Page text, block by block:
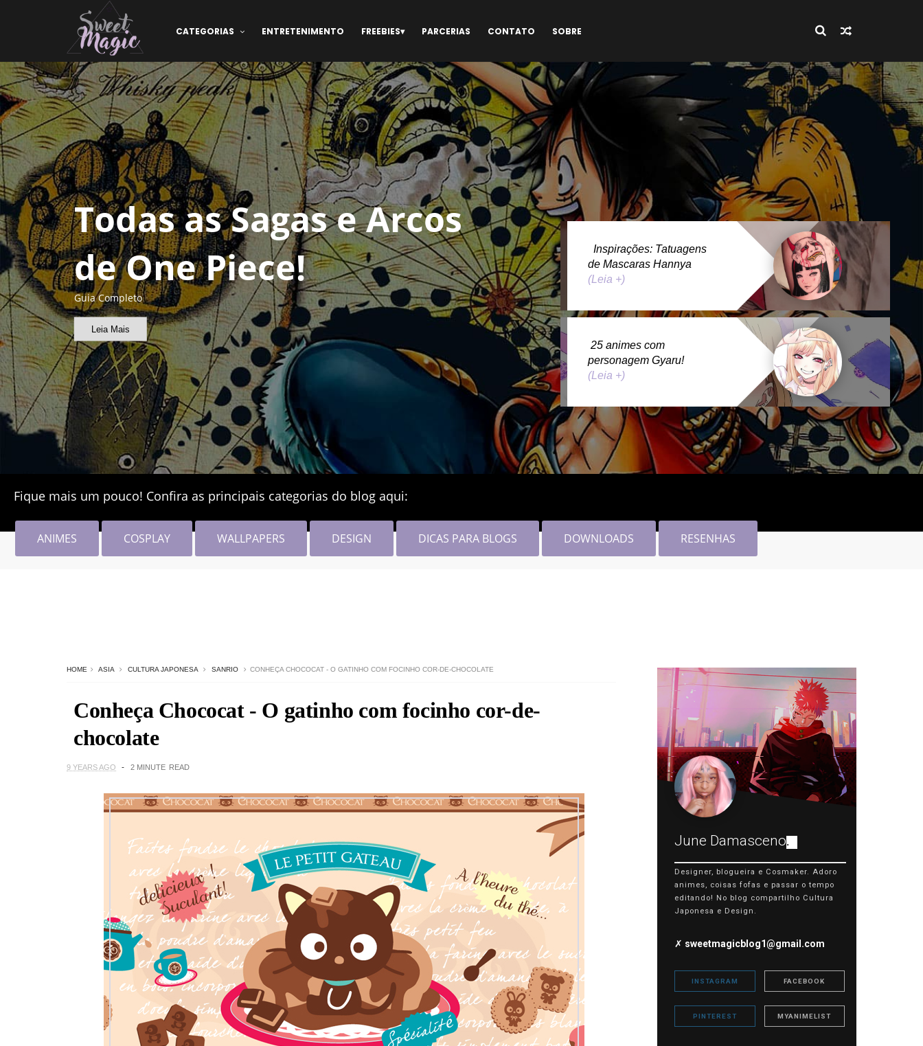
CATEGORIAS ENTRETENIMENTO FREEBIES PARCERIAS CONTATO SOBRE
Todas as Sagas e Arcos
de One Piece!
Guia Completo
Leia Mais
Inspirações: Tatuagens
de Mascaras Hannya
(Leia +)
25 animes com
personagem Gyaru!
(Leia +)
Fique mais um pouco! Confira as principais categorias do blog aqui:
ANIMES COSPLAY WALLPAPERS DESIGN DICAS PARA BLOGS DOWNLOADS RESENHAS
HOME ASIA CULTURA JAPONESA SANRIO CONHEÇA CHOCOCAT - O GATINHO COM FOCINHO COR-DE-CHOCOLATE
Conheça Chococat - O gatinho com focinho cor-de-
chocolate
9 YEARS AGO 2 MINUTE READ
June Damasceno.
Designer, blogueira e Cosmaker. Adoro
animes, coisas fofas e passar o tempo
editando! No blog compartilho Cultura
Japonesa e Design.
✗ sweetmagicblog1@gmail.com
INSTAGRAM FACEBOOK
PINTEREST MYANIMELIST